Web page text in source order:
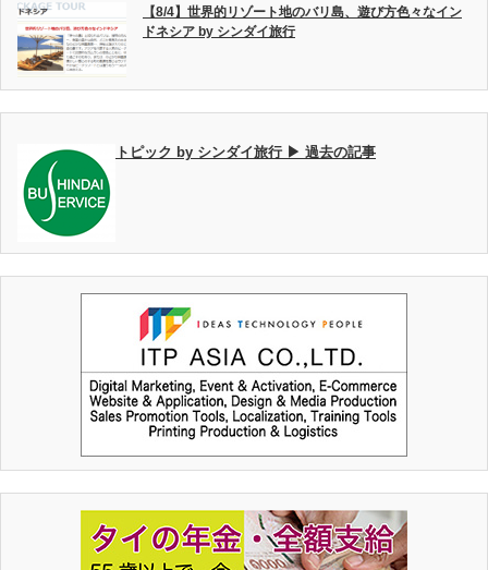
【8/4】世界的リゾート地のバリ島、遊び方色々なイン
ドネシア by シンダイ旅行
トピック by シンダイ旅行 ▶ 過去の記事